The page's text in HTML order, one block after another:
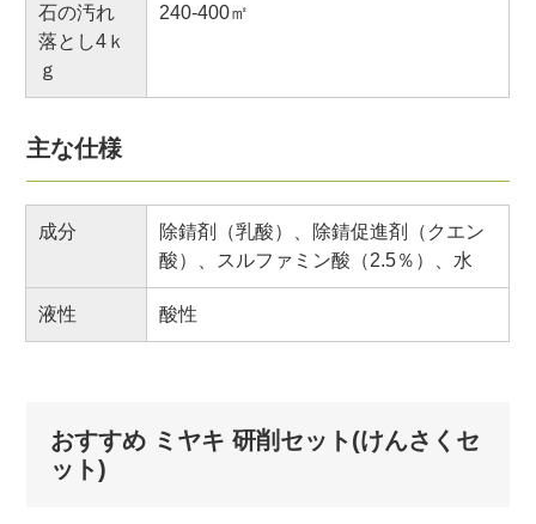
石の汚れ
落とし4ｋ
ｇ
240-400㎡
主な仕様
成分
除錆剤（乳酸）、除錆促進剤（クエン
酸）、スルファミン酸（2.5％）、水
液性 酸性
おすすめ ミヤキ 研削セット(けんさくセ
ット)